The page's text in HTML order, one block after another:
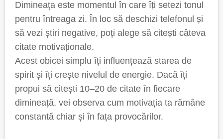
Dimineața este momentul în care îți setezi tonul
pentru întreaga zi. În loc să deschizi telefonul și
să vezi știri negative, poți alege să citești câteva
citate motivaționale.
Acest obicei simplu îți influențează starea de
spirit și îți crește nivelul de energie. Dacă îți
propui să citești 10–20 de citate în fiecare
dimineață, vei observa cum motivația ta rămâne
constantă chiar și în fața provocărilor.